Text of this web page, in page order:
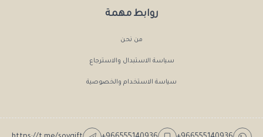
روابط مهمة
من نحن
سياسة الاستبدال والاسترجاع
سياسة الاستخدام والخصوصية